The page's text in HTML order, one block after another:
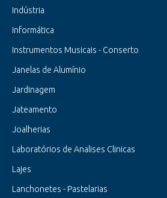
Indústria
Informática
Instrumentos Musicais - Conserto
Janelas de Alumínio
Jardinagem
Jateamento
Joalherias
Laboratórios de Analises Clinicas
Lajes
Lanchonetes - Pastelarias